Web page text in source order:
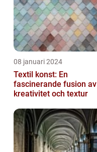
08 januari 2024
Textil konst: En
fascinerande fusion av
kreativitet och textur